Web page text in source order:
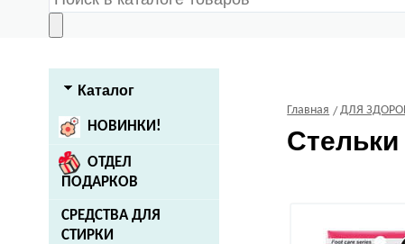
Каталог
НОВИНКИ!
ОТДЕЛ
ПОДАРКОВ
СРЕДСТВА ДЛЯ
СТИРКИ
Главная ДЛЯ